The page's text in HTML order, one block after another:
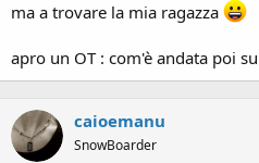
ma a trovare la mia ragazza
apro un OT : com'è andata poi
caioemanu
SnowBoarder